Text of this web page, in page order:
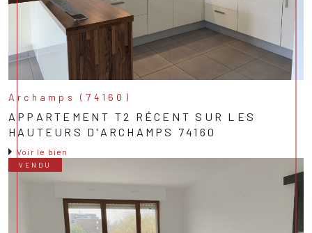
Archamps (74160)
APPARTEMENT T2 RÉCENT SUR LES
HAUTEURS D'ARCHAMPS 74160
Voir le bien
VENDU